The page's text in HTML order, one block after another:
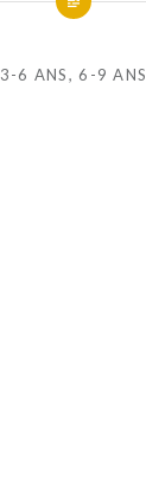
3-6 ANS,6-9 ANS